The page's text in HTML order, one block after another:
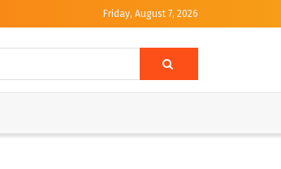
Friday, August 7, 2026